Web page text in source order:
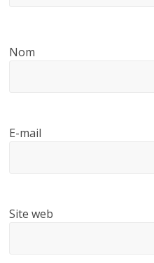
Nom
E-mail
Site web